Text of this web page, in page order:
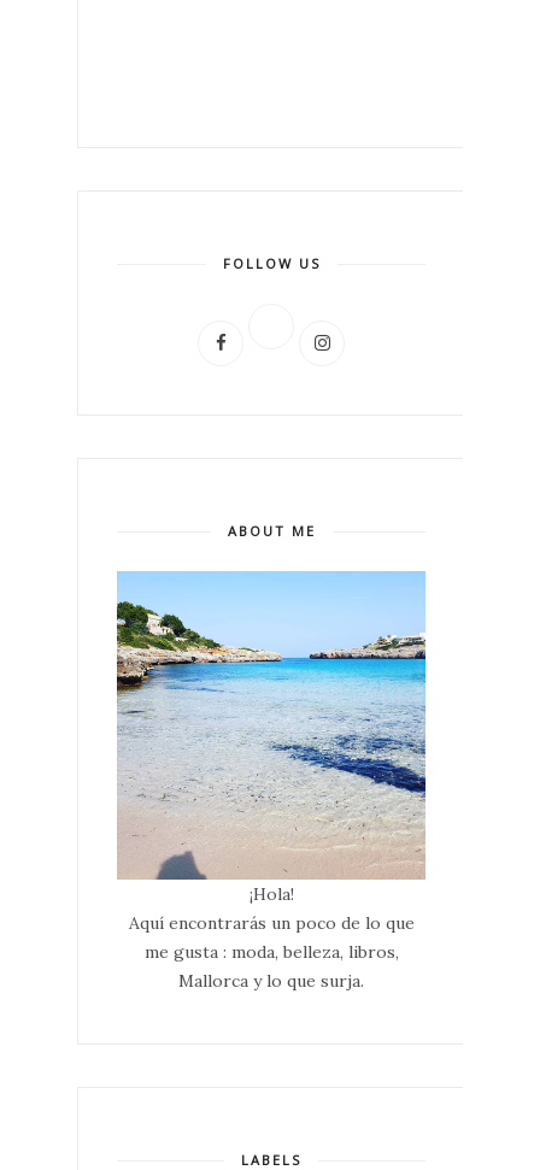
FOLLOW US
ABOUT ME
¡Hola!
Aquí encontrarás un poco de lo que
me gusta : moda, belleza, libros,
Mallorca y lo que surja.
LABELS